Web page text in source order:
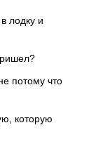
лодку и
потому что
которую